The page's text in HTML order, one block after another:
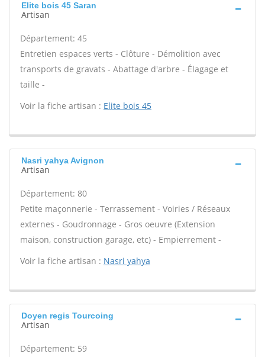
Elite bois 45 Saran
Artisan
Département: 45
Entretien espaces verts - Clôture - Démolition avec
transports de gravats - Abattage d'arbre - Élagage et
taille -
Voir la fiche artisan : Elite bois 45
Nasri yahya Avignon
Artisan
Département: 80
Petite maçonnerie - Terrassement - Voiries / Réseaux
externes - Goudronnage - Gros oeuvre (Extension
maison, construction garage, etc) - Empierrement -
Voir la fiche artisan : Nasri yahya
Doyen regis Tourcoing
Artisan
Département: 59